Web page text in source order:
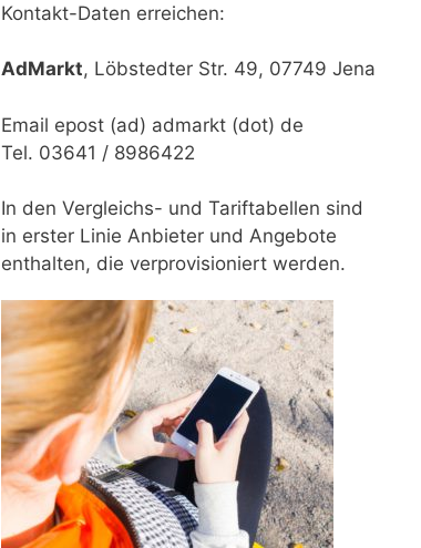
Kontakt-Daten erreichen:
AdMarkt, Löbstedter Str. 49, 07749 Jena
Email epost (ad) admarkt (dot) de
Tel. 03641 / 8986422
In den Vergleichs- und Tariftabellen sind
in erster Linie Anbieter und Angebote
enthalten, die verprovisioniert werden.